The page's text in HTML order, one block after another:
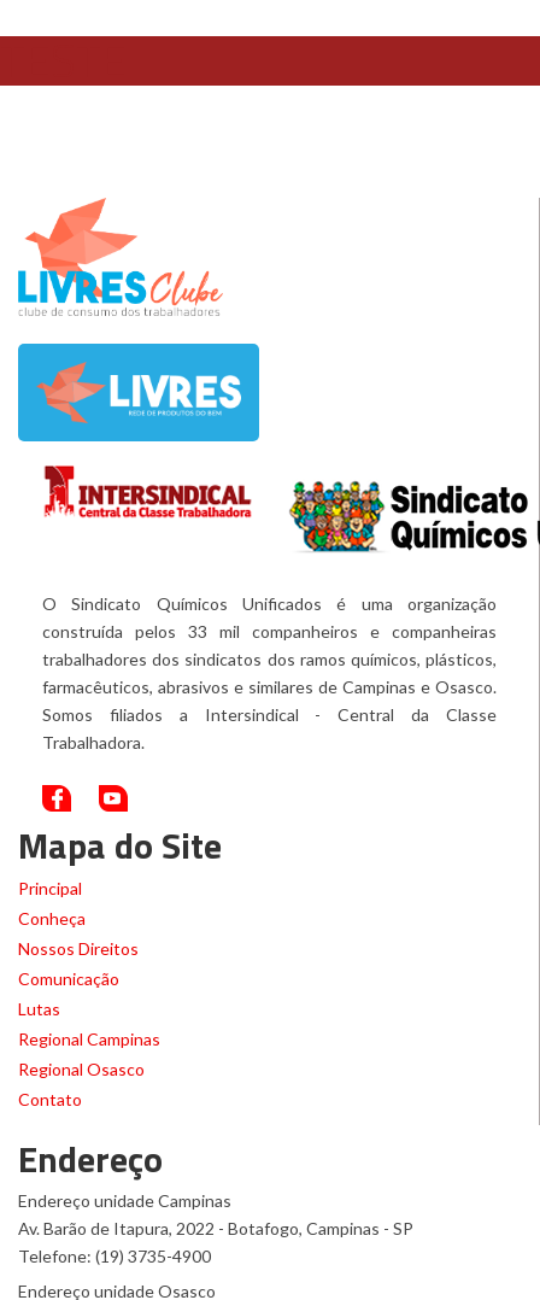
TESTE
O Sindicato Químicos Unificados é uma organização
construída pelos 33 mil companheiros e companheiras
trabalhadores dos sindicatos dos ramos químicos, plásticos,
farmacêuticos, abrasivos e similares de Campinas e Osasco.
Somos filiados a Intersindical - Central da Classe
Trabalhadora.
Mapa do Site
Principal
Conheça
Nossos Direitos
Comunicação
Lutas
Regional Campinas
Regional Osasco
Contato
Endereço
Endereço unidade Campinas
Av. Barão de Itapura, 2022 - Botafogo, Campinas - SP
Telefone: (19) 3735-4900
Endereço unidade Osasco